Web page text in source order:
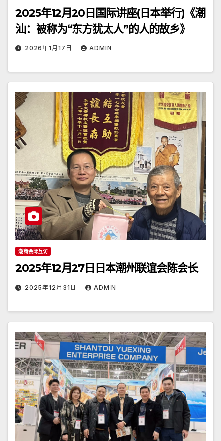
2025年12月20日国际讲座(日本举行)《潮
汕：被称为“东方犹太人”的人的故乡》
2026年1月17日 ADMIN
潮商会际互访
2025年12月27日日本潮州联谊会陈会长
2025年12月31日 ADMIN